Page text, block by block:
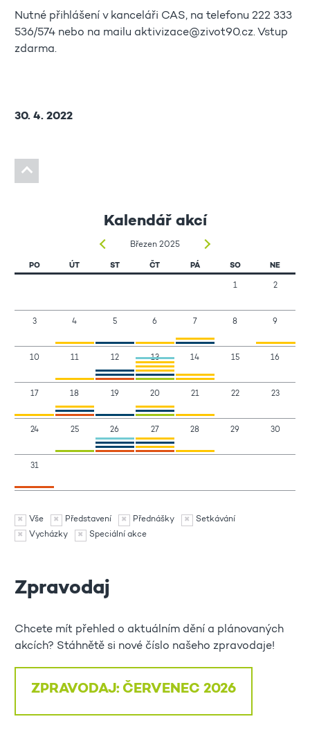
Nutné přihlášení v kanceláři CAS, na telefonu 222 333
536/574 nebo na mailu aktivizace@zivot90.cz. Vstup
zdarma.
30. 4. 2022
Kalendář akcí
Březen 2025
PO ÚT ST ČT PÁ SO NE
1 2
3 4 5 6 7 8 9
10 11 12 13 14 15 16
17 18 19 20 21 22 23
24 25 26 27 28 29 30
31
Vše Představení Přednášky
Setkávání
Vycházky
Speciální akce
Zpravodaj
Chcete mít přehled o aktuálním dění a plánovaných
akcích? Stáhnětě si nové číslo našeho zpravodaje!
ZPRAVODAJ: ČERVENEC 2026